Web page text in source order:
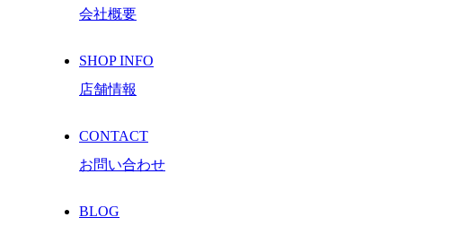
会社概要
SHOP INFO
店舗情報
CONTACT
お問い合わせ
BLOG